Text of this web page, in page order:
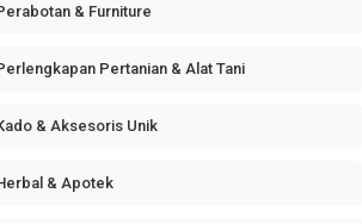
& Furniture
Pertanian & Alat Tani
& Aksesoris Unik
& Apotek